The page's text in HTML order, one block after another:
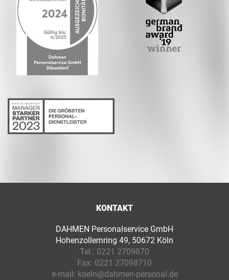
KONTAKT
DAHMEN Personalservice GmbH
Hohenzollernring 49, 50672 Köln
Tel.: 0221 2709870
Fax: 0221 27098710
e-mail: koeln@dahmen-personal.de